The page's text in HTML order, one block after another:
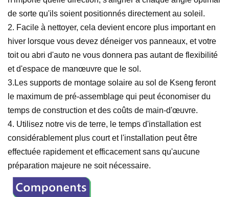
de sorte qu'ils soient positionnés directement au soleil.
2. Facile à nettoyer, cela devient encore plus important en
hiver lorsque vous devez déneiger vos panneaux, et votre
toit ou abri d'auto ne vous donnera pas autant de flexibilité
et d'espace de manœuvre que le sol.
3.Les supports de montage solaire au sol de Kseng feront
le maximum de pré-assemblage qui peut économiser du
temps de construction et des coûts de main-d'œuvre.
4. Utilisez notre vis de terre, le temps d'installation est
considérablement plus court et l'installation peut être
effectuée rapidement et efficacement sans qu'aucune
préparation majeure ne soit nécessaire.